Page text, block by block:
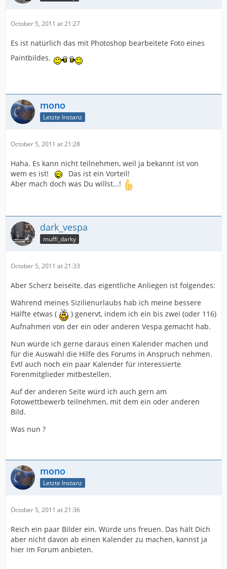
October 5, 2011 at 21:27
Es ist natürlich das mit Photoshop bearbeitete Foto eines
Paintbildes.
mono
Letzte Instanz
October 5, 2011 at 21:28
Haha. Es kann nicht teilnehmen, weil ja bekannt ist von
wem es ist!
Das ist ein Vorteil!
Aber mach doch was Du willst...!
dark_vespa
muffi_darky
October 5, 2011 at 21:33
Aber Scherz beiseite, das eigentliche Anliegen ist folgendes:
Während meines Sizilienurlaubs hab ich meine bessere
Hälfte etwas (
) genervt, indem ich ein bis zwei (oder 116)
Aufnahmen von der ein oder anderen Vespa gemacht hab.
Nun würde ich gerne daraus einen Kalender machen und
für die Auswahl die Hilfe des Forums in Anspruch nehmen.
Evtl auch noch ein paar Kalender für interessierte
Forenmitglieder mitbestellen.
Auf der anderen Seite würd ich auch gern am
Fotowettbewerb teilnehmen, mit dem ein oder anderen
Bild.
Was nun ?
mono
Letzte Instanz
October 5, 2011 at 21:36
Reich ein paar Bilder ein. Würde uns freuen. Das hält Dich
aber nicht davon ab einen Kalender zu machen, kannst ja
hier im Forum anbieten.